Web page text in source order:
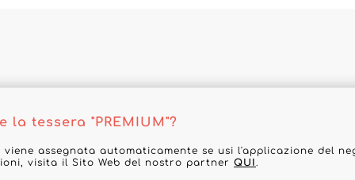
la tessera "PREMIUM"?
assegnata automaticamente se usi l'applicazione del
visita il Sito Web del nostro partner QUI.